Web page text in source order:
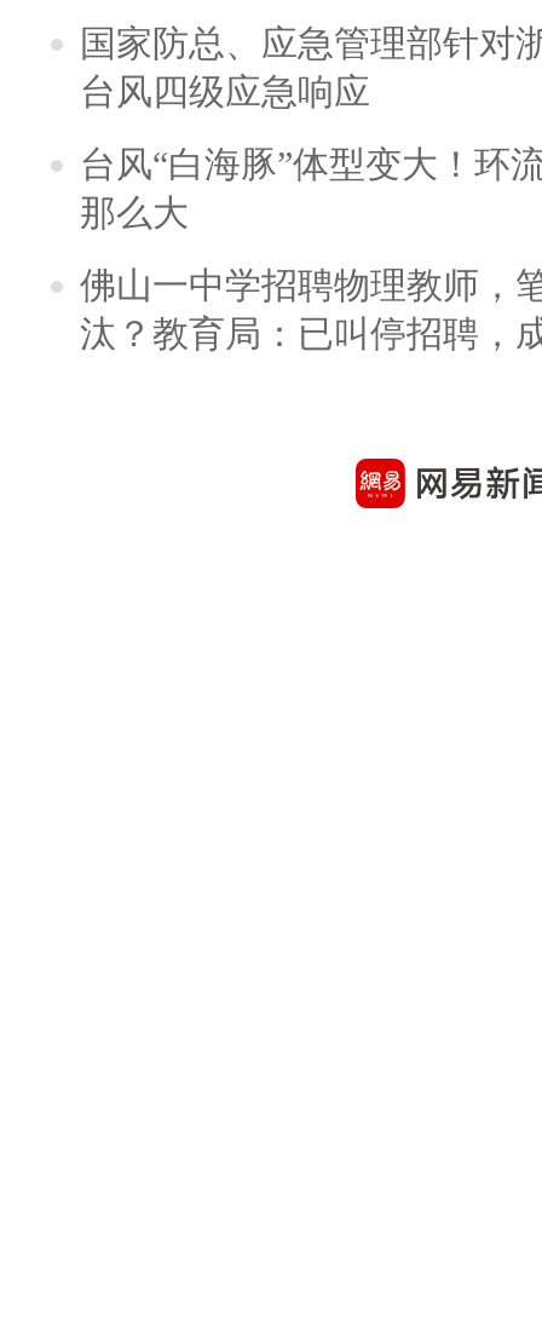
国家防总、应急管理部针对
台风四级应急响应
台风“白海豚”体型变大！环
那么大
佛山一中学招聘物理教师，
汰？教育局：已叫停招聘，